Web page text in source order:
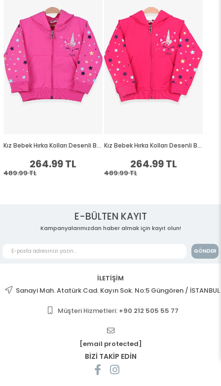
E-BÜLTEN KAYIT
Kampanyalarımızdan haber almak için kayıt olun!
GÖNDER
İLETİŞİM
Sanayi Mah. Atatürk Cad. Kayın Sok. No:5 Güngören / İSTANBUL
Müşteri Hizmetleri: +90 212 505 55 77
[email protected]
BİZİ TAKİP EDİN